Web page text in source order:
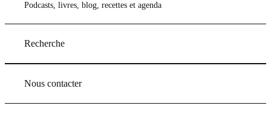
Podcasts, livres, blog, recettes et agenda
Recherche
Nous contacter